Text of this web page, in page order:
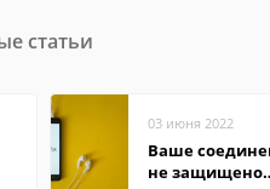
статьи
03 июня 2022
Ваше
не защищено